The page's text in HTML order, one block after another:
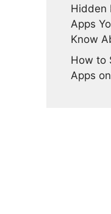
Hidden
Apps
Know
How to
Apps